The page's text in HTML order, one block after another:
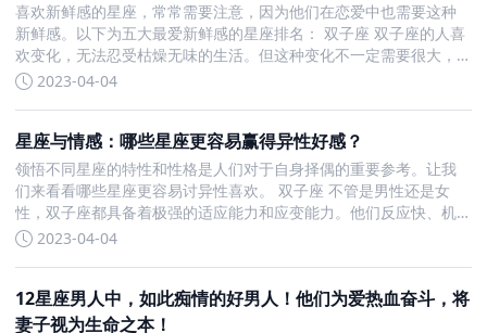
喜欢新鲜感的星座，常常需要注意，因为他们在恋爱中也需要这种
新鲜感。以下为五大最爱新鲜感的星座排名： 双子座 双子座的人喜
欢变化，无法忍受枯燥无味的生活。但这种变化不一定需要很大，
只要稍作改变就能让他们感到新鲜感。例如在一次旅行中，如果这
2023-04-04
星座与情感：哪些星座更容易赢得异性好感？
领悟不同星座的特性和性格是人们对于自身择偶的重要参考。让我
们来看看哪些星座更容易讨异性喜欢。 双子座 不管是男性还是女
性，双子座都具备着极强的适应能力和应变能力。他们反应快、机
智，思想广泛、善解人意，拥有着多才多艺和学习机敏的个性。性
2023-04-04
12星座男人中，如此痴情的好男人！他们为爱热血奋斗，将
妻子视为生命之本！